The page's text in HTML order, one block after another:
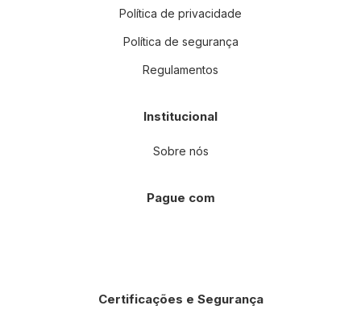
Política de privacidade
Política de segurança
Regulamentos
Institucional
Sobre nós
Pague com
Certificações e Segurança